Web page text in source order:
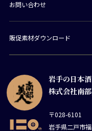
岩手の日本
株式会社南
〒028-6101
岩手県二戸市
お問い合わせ
販促素材ダウンロード